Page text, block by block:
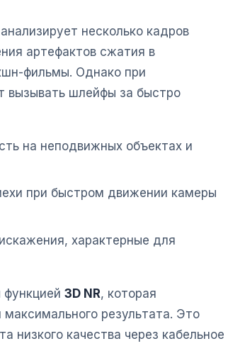
несколько кадров
артефактов сжатия в
фильмы. Однако при
вызывать шлейфы за быстро
на неподвижных объектах и
при быстром движении камеры
характерные для
3D NR, которая
результата. Это
низкого качества через кабельное